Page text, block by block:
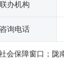
联办机构
咨询电话
会保障窗口；